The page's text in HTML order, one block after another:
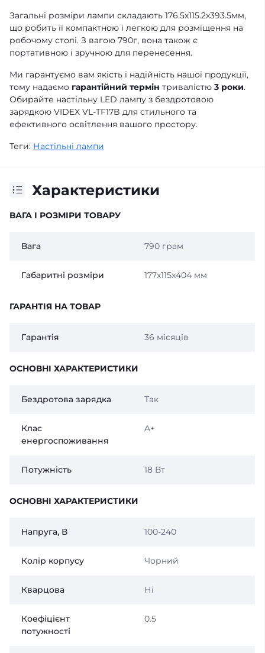
Загальні розміри лампи складають 176.5х115.2х393.5мм,
що робить її компактною і легкою для розміщення на
робочому столі. З вагою 790г, вона також є
портативною і зручною для перенесення.
Ми гарантуємо вам якість і надійність нашої продукції,
тому надаємо гарантійний термін тривалістю 3 роки.
Обирайте настільну LED лампу з бездротовою
зарядкою VIDEX VL-TF17B для стильного та
ефективного освітлення вашого простору.
Теги: Настільні лампи
Характеристики
ВАГА І РОЗМІРИ ТОВАРУ
Вага 790 грам
Габаритні розміри 177х115х404 мм
ГАРАНТІЯ НА ТОВАР
Гарантія 36 місяців
ОСНОВНІ ХАРАКТЕРИСТИКИ
Бездротова зарядка Так
Клас
енергоспоживання
A+
Потужність 18 Вт
ОСНОВНІ ХАРАКТЕРИСТИКИ
Напруга, В 100-240
Колір корпусу Чорний
Кварцова Ні
Коефіцієнт
потужності
0.5